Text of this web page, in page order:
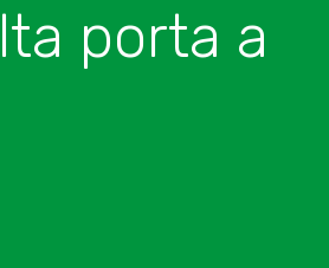
porta a